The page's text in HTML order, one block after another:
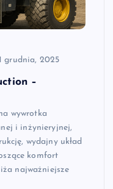
grudnia, 2025
–
wywrotka
i inżynieryjnej,
wydajny układ
komfort
najważniejsze